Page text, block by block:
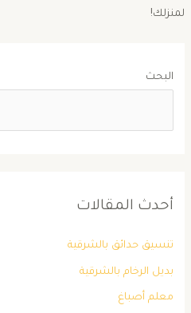
لمنزلك!
البحث
أحدث المقالات
تنسيق حدائق بالشرقية
بديل الرخام بالشرقية
معلم أصباغ